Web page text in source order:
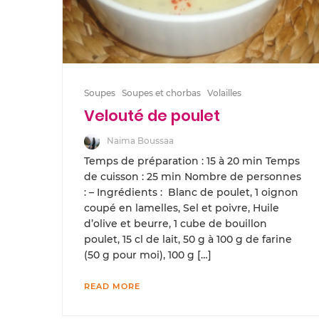
Soupes Soupes et chorbas Volailles
Velouté de poulet
Naima Boussaa
Temps de préparation : 15 à 20 min Temps
de cuisson : 25 min Nombre de personnes
: – Ingrédients : Blanc de poulet, 1 oignon
coupé en lamelles, Sel et poivre, Huile
d’olive et beurre, 1 cube de bouillon
poulet, 15 cl de lait, 50 g à 100 g de farine
(50 g pour moi), 100 g […]
READ MORE